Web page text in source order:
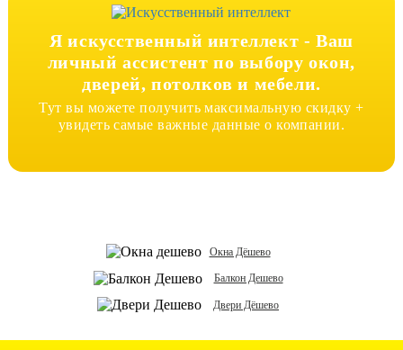
Я искусственный интеллект - Ваш
личный ассистент по выбору окон,
дверей, потолков и мебели.
Тут вы можете получить максимальную скидку +
увидеть самые важные данные о компании.
Окна Дёшево
Балкон Дешево
Двери Дёшево